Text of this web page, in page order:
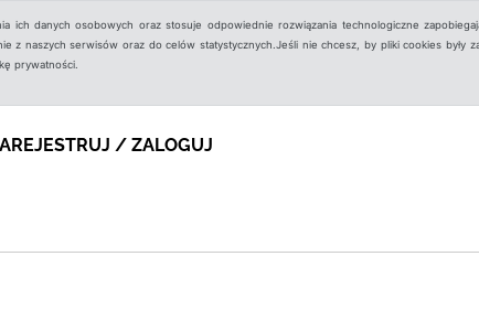
danych osobowych oraz stosuje odpowiednie rozwiązania technologiczne
z naszych serwisów oraz do celów statystycznych.Jeśli nie chcesz, by pliki cookies były
prywatności.
/ ZALOGUJ